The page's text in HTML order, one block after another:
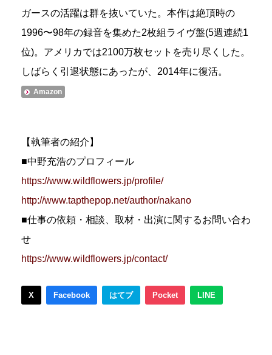
ガースの活躍は群を抜いていた。本作は絶頂時の
1996〜98年の録音を集めた2枚組ライヴ盤(5週連続1
位)。アメリカでは2100万枚セットを売り尽くした。
しばらく引退状態にあったが、2014年に復活。
Amazon
【執筆者の紹介】
■中野充浩のプロフィール
https://www.wildflowers.jp/profile/
http://www.tapthepop.net/author/nakano
■仕事の依頼・相談、取材・出演に関するお問い合わ
せ
https://www.wildflowers.jp/contact/
X Facebook はてブ Pocket LINE